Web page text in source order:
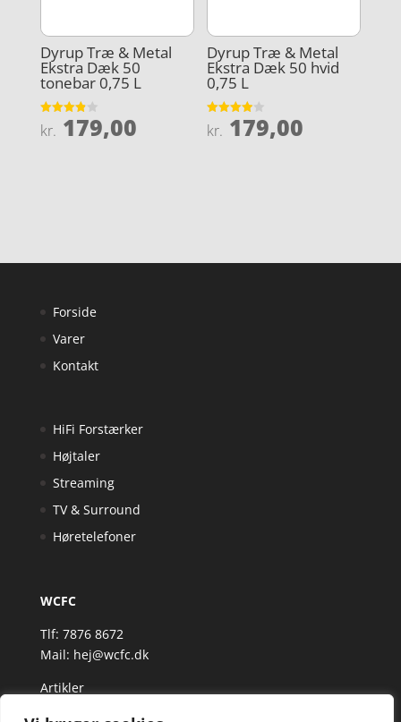
Dyrup Træ & Metal
Ekstra Dæk 50
tonebar 0,75 L
Vurderet
3.9
kr. 179,00
Dyrup Træ & Metal
Ekstra Dæk 50 hvid
0,75 L
Vurderet
3.9
kr. 179,00
Forside
Varer
Kontakt
HiFi Forstærker
Højtaler
Streaming
TV & Surround
Høretelefoner
WCFC
Tlf: 7876 8672
Mail: hej@wcfc.dk
Artikler